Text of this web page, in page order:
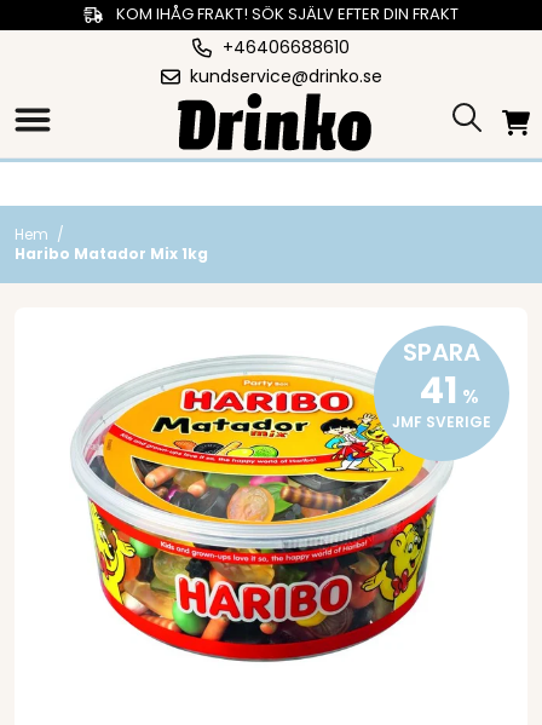
KOM IHÅG FRAKT! SÖK SJÄLV EFTER DIN FRAKT
+46406688610
kundservice@drinko.se
Hem /
Haribo Matador Mix 1kg
SPARA
41 %
JMF SVERIGE